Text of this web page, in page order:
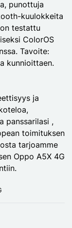
punottuja
kuulokkeita
testattu
ColorOS
Tavoite:
kunnioittaen.
ja
panssarilasi ,
toimituksen
tarjoamme
Oppo A5X 4G